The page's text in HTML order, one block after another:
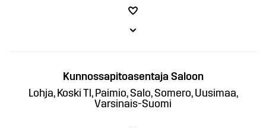
Kunnossapitoasentaja Saloon
Lohja, Koski Tl, Paimio, Salo, Somero, Uusimaa,
Varsinais-Suomi